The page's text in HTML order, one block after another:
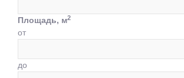
Площадь, м2
от
до